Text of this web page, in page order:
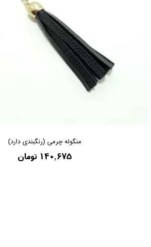
منگوله چرمی (رنگبندی دارد)
۱۴۰,۶۷۵ تومان